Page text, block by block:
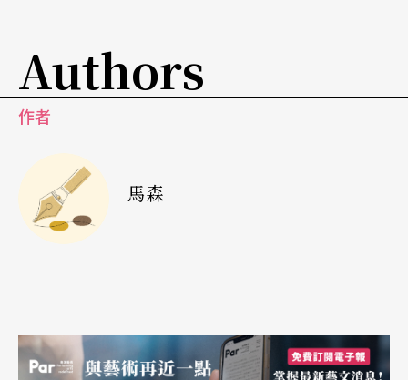
劇小叢書」二十種，總計有關現代戲劇的論著在
五、六年間出版了八十多種。
在淸末的動亂和軍閥混戰以後，三○年代在中國近
代史上是比較安靜的一個時期。經過五四的啓蒙運
實含有兩重社會與歷史的意義。
Authors
作者
馬森